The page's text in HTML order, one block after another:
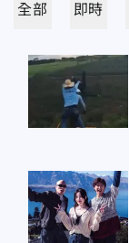
全部 即時